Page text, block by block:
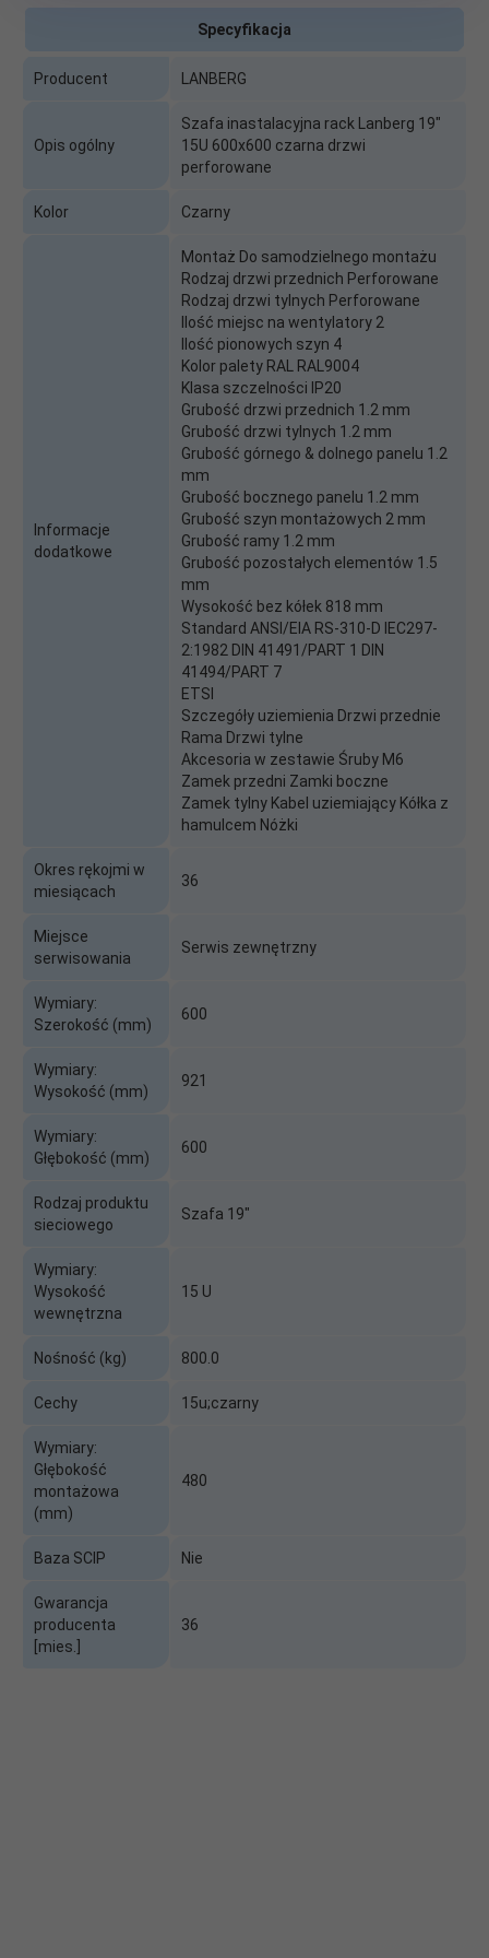
Specyfikacja
Producent LANBERG
Opis ogólny
Szafa inastalacyjna rack Lanberg 19"
15U 600x600 czarna drzwi
perforowane
Kolor Czarny
Informacje
dodatkowe
Montaż Do samodzielnego montażu
Rodzaj drzwi przednich Perforowane
Rodzaj drzwi tylnych Perforowane
Ilość miejsc na wentylatory 2
Ilość pionowych szyn 4
Kolor palety RAL RAL9004
Klasa szczelności IP20
Grubość drzwi przednich 1.2 mm
Grubość drzwi tylnych 1.2 mm
Grubość górnego & dolnego panelu 1.2
mm
Grubość bocznego panelu 1.2 mm
Grubość szyn montażowych 2 mm
Grubość ramy 1.2 mm
Grubość pozostałych elementów 1.5
mm
Wysokość bez kółek 818 mm
Standard ANSI/EIA RS-310-D IEC297-
2:1982 DIN 41491/PART 1 DIN
41494/PART 7
ETSI
Szczegóły uziemienia Drzwi przednie
Rama Drzwi tylne
Akcesoria w zestawie Śruby M6
Zamek przedni Zamki boczne
Zamek tylny Kabel uziemiający Kółka z
hamulcem Nóżki
Okres rękojmi w
miesiącach
36
Miejsce
serwisowania
Serwis zewnętrzny
Wymiary:
Szerokość (mm)
600
Wymiary:
Wysokość (mm)
921
Wymiary:
Głębokość (mm)
600
Rodzaj produktu
sieciowego
Szafa 19"
Wymiary:
Wysokość
wewnętrzna
15 U
Nośność (kg) 800.0
Cechy 15u;czarny
Wymiary:
Głębokość
montażowa
(mm)
480
Baza SCIP Nie
Gwarancja
producenta
[mies.]
36